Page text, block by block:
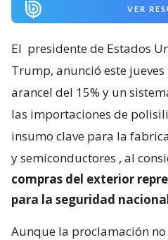
VER
El presidente de Estados
Trump, anunció este
arancel del 15% y un
las importaciones de
insumo clave para la
y semiconductores , al
compras del exterior
para la seguridad
Aunque la proclamación